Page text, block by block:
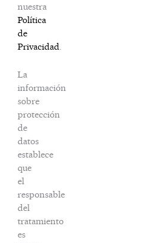
nuestra
Política
de
Privacidad
La
información
sobre
protección
de
datos
establece
que
el
responsable
del
tratamiento
es